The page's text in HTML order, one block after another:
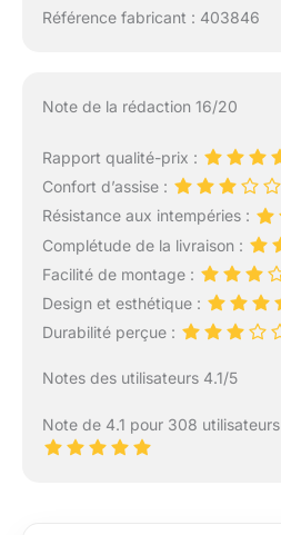
Référence fabricant : 403846
Note de la rédaction 16/20
Rapport qualité-prix :
Confort d’assise :
Résistance aux intempéries :
Complétude de la livraison :
Facilité de montage :
Design et esthétique :
Durabilité perçue :
Notes des utilisateurs 4.1/5
Note de 4.1 pour 308 utilisateurs